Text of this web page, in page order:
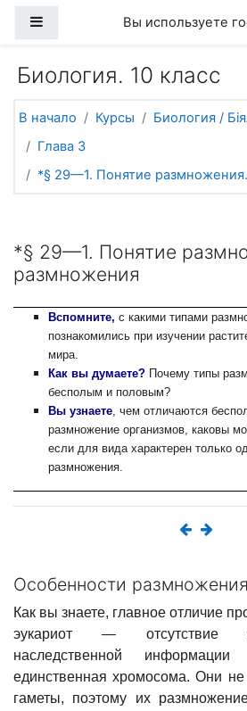
Боковая панельВы используете
Биология. 10 класс
В начало Курсы Биология /
Глава 3
*§ 29—1. Понятие
*§ 29—1. Понятие
размножения
Вспомните, с какими типами
познакомились при изучении
мира.
Как вы думаете? Почему типы
бесполым и половым?
Вы узнаете чем отличаются
размножение организмов, каковы
если для вида характерен только
размножения.
Особенности
Как вы знаете, главное отличие
эукариот — отсутствие
наследственной
единственная хромосома. Они не
гаметы, поэтому их